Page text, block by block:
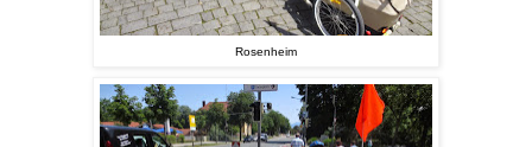
Rosenheim